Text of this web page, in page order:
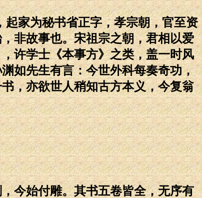
家为秘书省正字，孝宗朝，官至资
非故事也。宋祖宗之朝，君相以爱
许学士《本事方》之类，盖一时风
如先生有言：今世外科每奏奇功，
，亦欲世人稍知古方本义，今复翁
今始付雕。其书五卷皆全，无序有